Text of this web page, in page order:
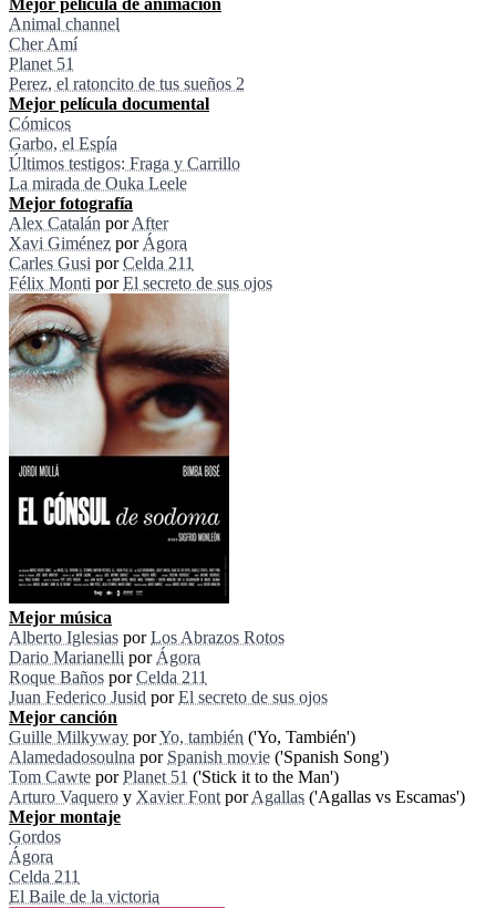
Mejor película de animación
Animal channel
Cher Amí
Planet 51
Perez, el ratoncito de tus sueños 2
Mejor película documental
Cómicos
Garbo, el Espía
Últimos testigos: Fraga y Carrillo
La mirada de Ouka Leele
Mejor fotografía
Alex Catalán porAfter
Xavi Giménez por Ágora
Carles Gusi porCelda 211
Félix Monti porEl secreto de sus ojos
Mejor música
Alberto Iglesias porLos Abrazos Rotos
Dario Marianelli por Ágora
Roque Baños porCelda 211
Juan Federico Jusid porEl secreto de sus ojos
Mejor canción
Guille Milkyway porYo, también ('Yo, También')
Alamedadosoulna por Spanish movie ('Spanish Song')
Tom Cawte porPlanet 51 ('Stick it to the Man')
Arturo Vaquero y Xavier Font porAgallas ('Agallas vs Escamas')
Mejor montaje
Gordos
Ágora
Celda 211
El Baile de la victoria